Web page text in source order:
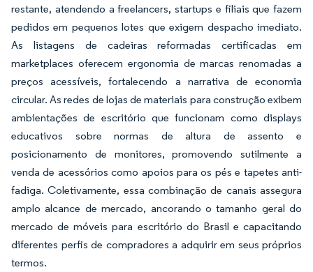
restante, atendendo a freelancers, startups e filiais que fazem
pedidos em pequenos lotes que exigem despacho imediato.
As listagens de cadeiras reformadas certificadas em
marketplaces oferecem ergonomia de marcas renomadas a
preços acessíveis, fortalecendo a narrativa de economia
circular. As redes de lojas de materiais para construção exibem
ambientações de escritório que funcionam como displays
educativos sobre normas de altura de assento e
posicionamento de monitores, promovendo sutilmente a
venda de acessórios como apoios para os pés e tapetes anti-
fadiga. Coletivamente, essa combinação de canais assegura
amplo alcance de mercado, ancorando o tamanho geral do
mercado de móveis para escritório do Brasil e capacitando
diferentes perfis de compradores a adquirir em seus próprios
termos.